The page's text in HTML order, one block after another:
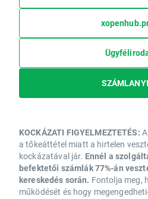
KOCKÁZATI FIGYELMEZTETÉS:
a tőkeáttétel miatt a hirtelen
kockázatával jár. Ennél a
befektetői számlák 77%-án
kereskedés során. Fontolja meg,
működését és hogy